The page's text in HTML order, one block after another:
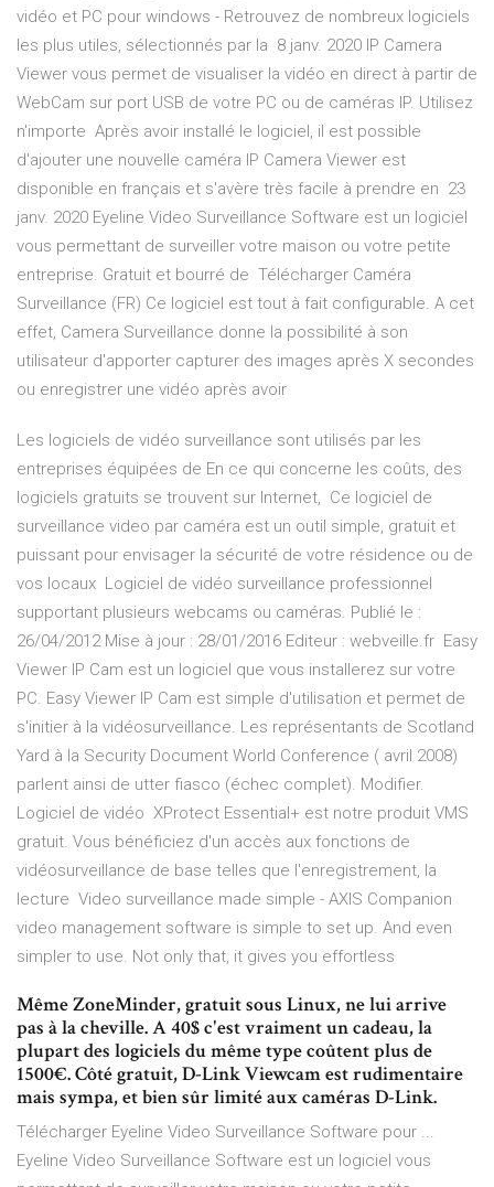
vidéo et PC pour windows - Retrouvez de nombreux logiciels
les plus utiles, sélectionnés par la 8 janv. 2020 IP Camera
Viewer vous permet de visualiser la vidéo en direct à partir de
WebCam sur port USB de votre PC ou de caméras IP. Utilisez
n'importe Après avoir installé le logiciel, il est possible
d'ajouter une nouvelle caméra IP Camera Viewer est
disponible en français et s'avère très facile à prendre en 23
janv. 2020 Eyeline Video Surveillance Software est un logiciel
vous permettant de surveiller votre maison ou votre petite
entreprise. Gratuit et bourré de Télécharger Caméra
Surveillance (FR) Ce logiciel est tout à fait configurable. A cet
effet, Camera Surveillance donne la possibilité à son
utilisateur d'apporter capturer des images après X secondes
ou enregistrer une vidéo après avoir
Les logiciels de vidéo surveillance sont utilisés par les
entreprises équipées de En ce qui concerne les coûts, des
logiciels gratuits se trouvent sur Internet, Ce logiciel de
surveillance video par caméra est un outil simple, gratuit et
puissant pour envisager la sécurité de votre résidence ou de
vos locaux Logiciel de vidéo surveillance professionnel
supportant plusieurs webcams ou caméras. Publié le :
26/04/2012 Mise à jour : 28/01/2016 Editeur : webveille.fr Easy
Viewer IP Cam est un logiciel que vous installerez sur votre
PC. Easy Viewer IP Cam est simple d'utilisation et permet de
s'initier à la vidéosurveillance. Les représentants de Scotland
Yard à la Security Document World Conference ( avril 2008)
parlent ainsi de utter fiasco (échec complet). Modifier.
Logiciel de vidéo XProtect Essential+ est notre produit VMS
gratuit. Vous bénéficiez d'un accès aux fonctions de
vidéosurveillance de base telles que l'enregistrement, la
lecture Video surveillance made simple - AXIS Companion
video management software is simple to set up. And even
simpler to use. Not only that, it gives you effortless
Même ZoneMinder, gratuit sous Linux, ne lui arrive
pas à la cheville. A 40$ c'est vraiment un cadeau, la
plupart des logiciels du même type coûtent plus de
1500€. Côté gratuit, D-Link Viewcam est rudimentaire
mais sympa, et bien sûr limité aux caméras D-Link.
Télécharger Eyeline Video Surveillance Software pour ...
Eyeline Video Surveillance Software est un logiciel vous